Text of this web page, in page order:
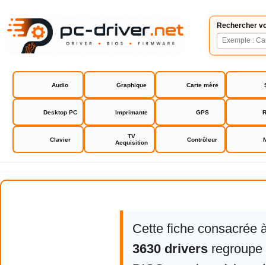
Rechercher
Audio Graphique Carte mère
Desktop PC Imprimante GPS
Clavier
TV
Acquisition
Contrôleur
HP Deskjet 3630 drivers
Cette fiche consacrée
3630 drivers